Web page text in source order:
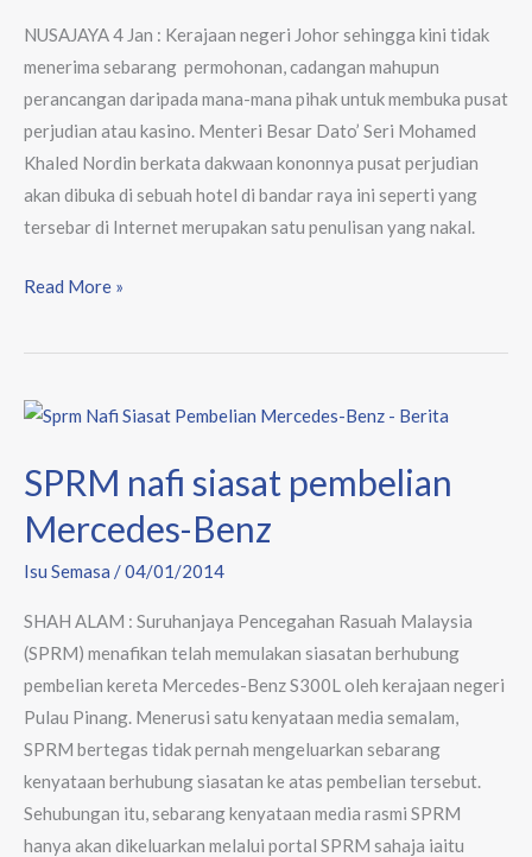
NUSAJAYA 4 Jan : Kerajaan negeri Johor sehingga kini tidak
menerima sebarang permohonan, cadangan mahupun
perancangan daripada mana-mana pihak untuk membuka pusat
perjudian atau kasino. Menteri Besar Dato’ Seri Mohamed
Khaled Nordin berkata dakwaan kononnya pusat perjudian
akan dibuka di sebuah hotel di bandar raya ini seperti yang
tersebar di Internet merupakan satu penulisan yang nakal.
Read More »
SPRM nafi siasat pembelian
Mercedes-Benz
Isu Semasa /04/01/2014
SHAH ALAM : Suruhanjaya Pencegahan Rasuah Malaysia
(SPRM) menafikan telah memulakan siasatan berhubung
pembelian kereta Mercedes-Benz S300L oleh kerajaan negeri
Pulau Pinang. Menerusi satu kenyataan media semalam,
SPRM bertegas tidak pernah mengeluarkan sebarang
kenyataan berhubung siasatan ke atas pembelian tersebut.
Sehubungan itu, sebarang kenyataan media rasmi SPRM
hanya akan dikeluarkan melalui portal SPRM sahaja iaitu
SPRM
siasat
Mercedes-
Benz